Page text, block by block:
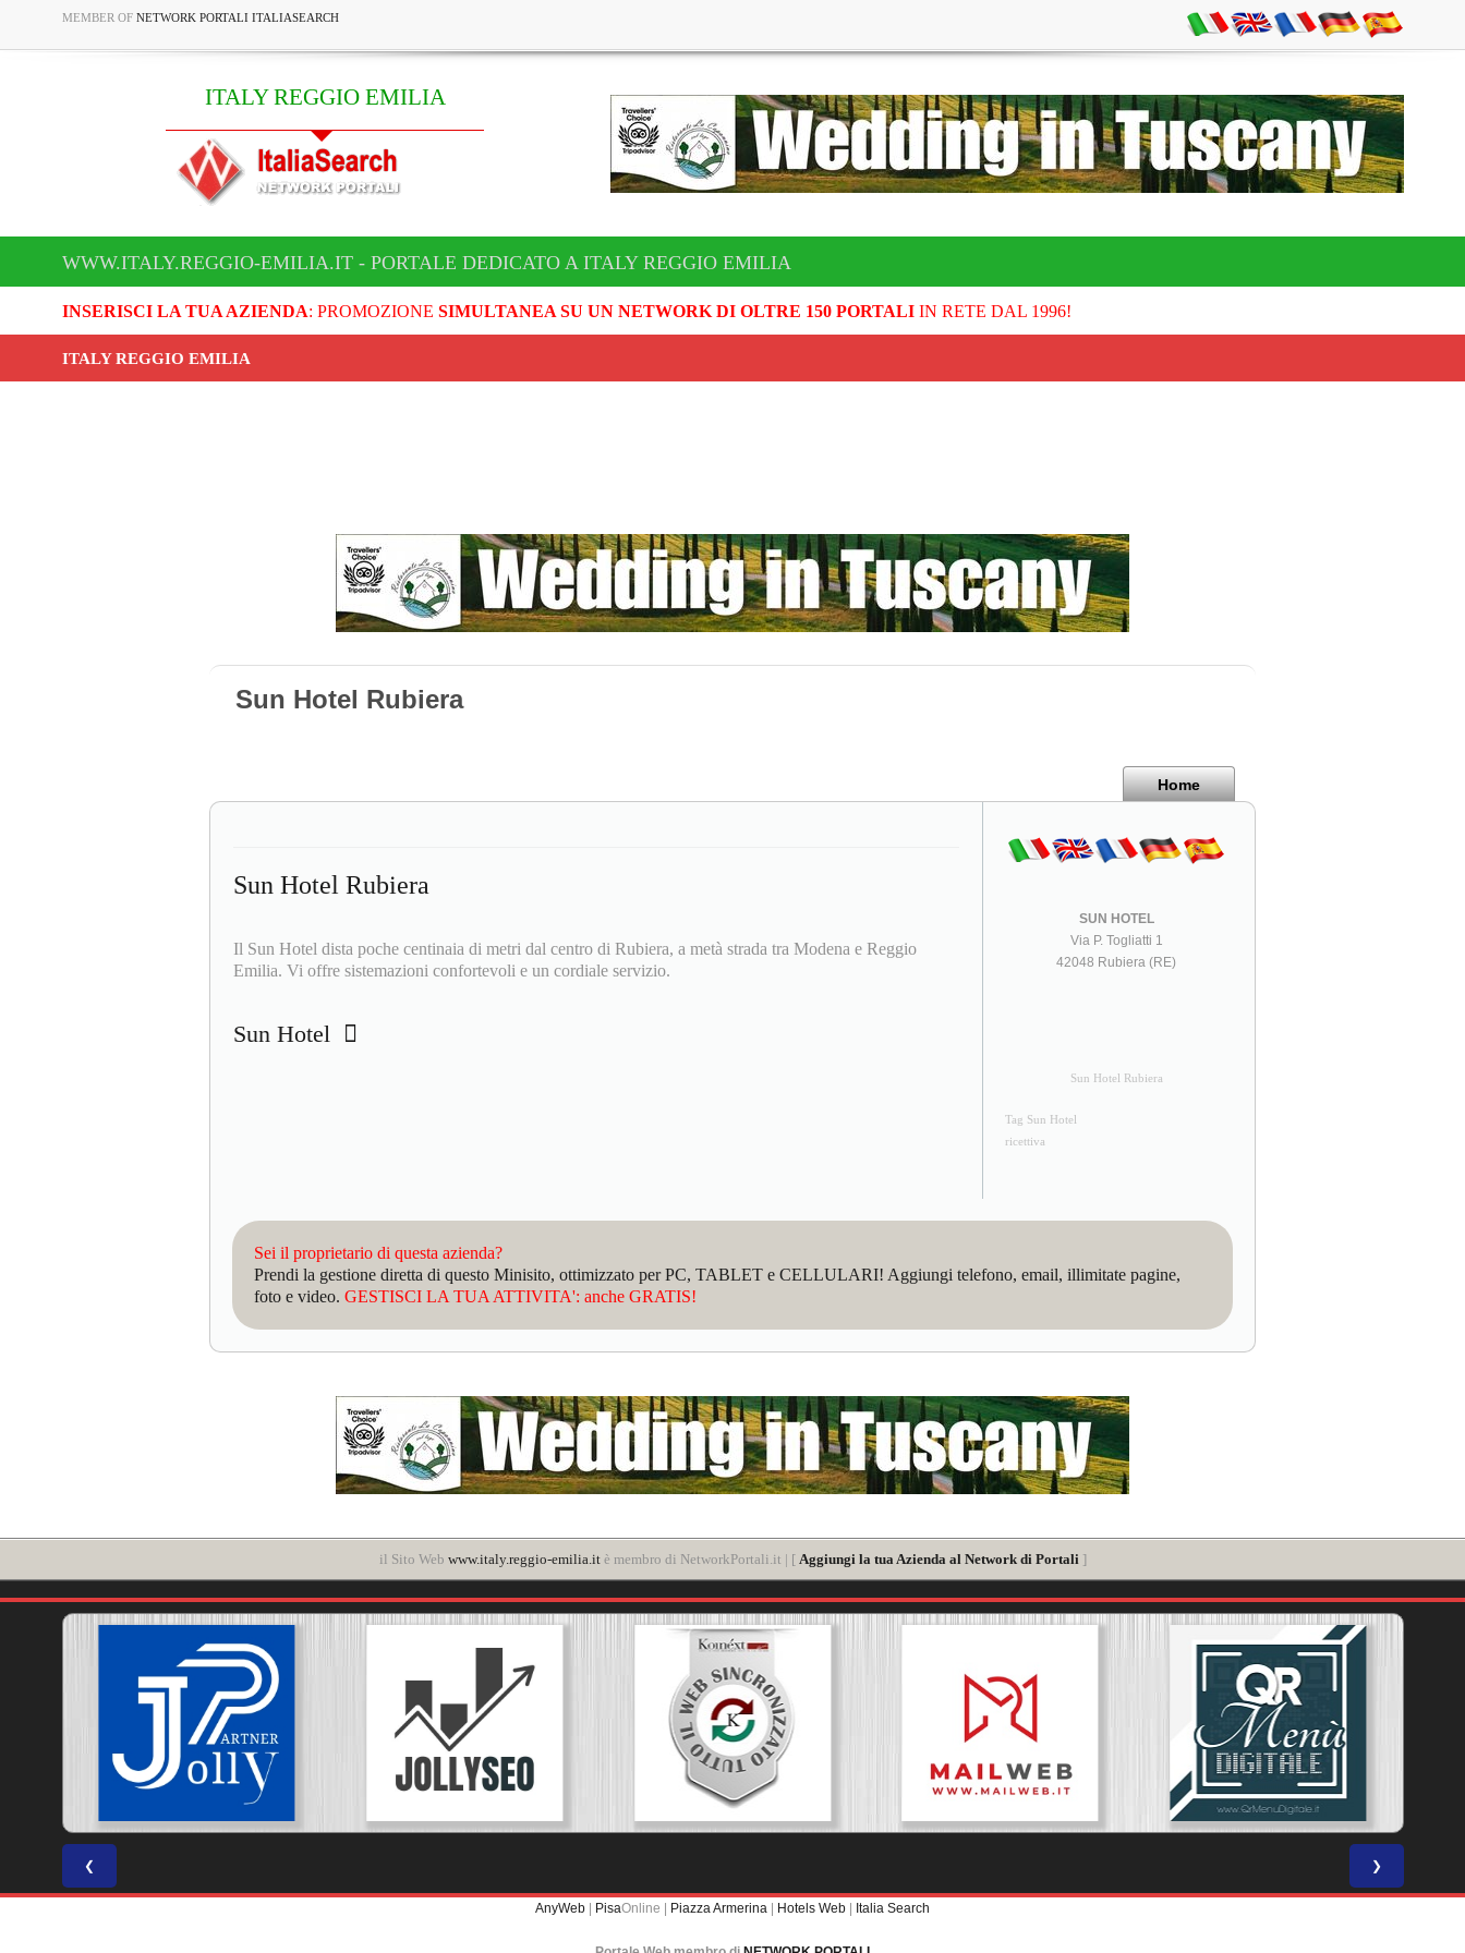
MEMBER OF NETWORK PORTALI ITALIASEARCH
ITALY REGGIO EMILIA
WWW.ITALY.REGGIO-EMILIA.IT - PORTALE DEDICATO A ITALY REGGIO EMILIA
INSERISCI LA TUA AZIENDA: PROMOZIONE SIMULTANEA SU UN NETWORK DI OLTRE 150 PORTALIIN RETE DAL 1996!
ITALY REGGIO EMILIA
Sun Hotel Rubiera
Home
Sun Hotel Rubiera
Il Sun Hotel dista poche centinaia di metri dal centro di Rubiera, a metà strada tra Modena e Reggio
Emilia. Vi offre sistemazioni confortevoli e un cordiale servizio.
Sun Hotel
SUN HOTEL
Via P. Togliatti 1
42048 Rubiera (RE)
Sun Hotel Rubiera
Tag Sun Hotel
ricettiva
Sei il proprietario di questa azienda?
Prendi la gestione diretta di questo Minisito, ottimizzato per PC, TABLET e CELLULARI! Aggiungi telefono, email, illimitate pagine,
foto e video. GESTISCI LA TUA ATTIVITA': anche GRATIS!
il Sito Web www.italy.reggio-emilia.itè membro di NetworkPortali.it | [ Aggiungi la tua Azienda al Network di Portali ]
❮ ❯
AnyWeb | PisaOnline | Piazza Armerina | Hotels Web | Italia Search